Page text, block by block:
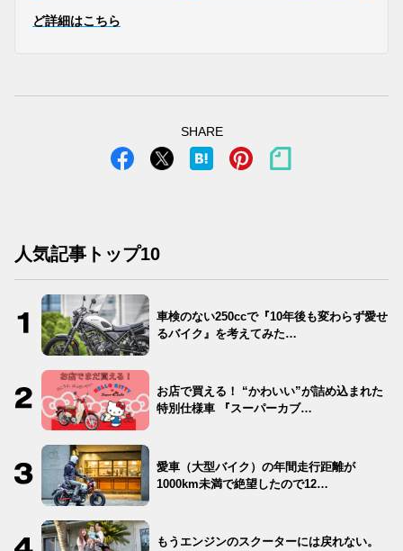
ど詳細はこちら
SHARE
人気記事トップ10
車検のない250ccで『10年後も変わらず愛せ
るバイク』を考えてみた…
お店で買える！ “かわいい”が詰め込まれた
特別仕様車 『スーパーカブ…
愛車（大型バイク）の年間走行距離が
1000km未満で絶望したので12…
もうエンジンのスクーターには戻れない。